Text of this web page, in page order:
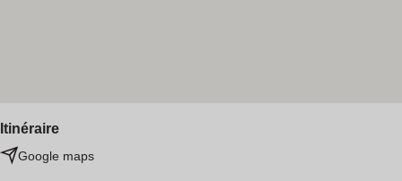
Itinéraire
Google maps